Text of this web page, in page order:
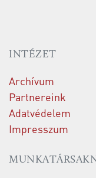
INTÉZET
Archívum
Partnereink
Adatvédelem
Impresszum